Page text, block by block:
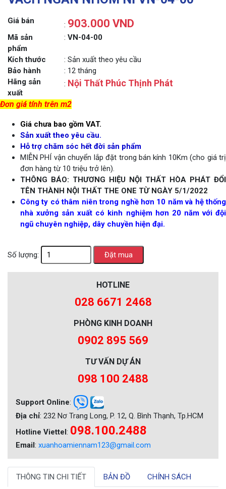
Giá bán : 903.000 VND
Mã sản
phẩm
: VN-04-00
Kích thước
: Sản xuất theo yêu cầu
Bảo hành
: 12 tháng
Hãng sản
xuất
: Nội Thất Phúc Thịnh Phát
Đơn giá tính trên m2
Giá chưa bao gồm VAT.
Sản xuất theo yêu cầu.
Hỗ trợ chăm sóc hết đời sản phẩm
MIỄN PHÍ vận chuyển lắp đặt trong bán kính 10Km (cho giá trị
đơn hàng từ 10 triệu trở lên).
THÔNG BÁO: THƯƠNG HIỆU NỘI THẤT HÒA PHÁT ĐỔI
TÊN THÀNH NỘI THẤT THE ONE TỪ NGÀY 5/1/2022
Công ty có thâm niên trong nghề hơn 10 năm và hệ thống
nhà xưởng sản xuất có kinh nghiệm hơn 20 năm với đội
ngũ chuyên nghiệp, dây chuyền hiện đại.
Số lượng:
HOTLINE
028 6671 2468
PHÒNG KINH DOANH
0902 895 569
TƯ VẤN DỰ ÁN
098 100 2488
Support Online:
Địa chỉ: 232 Nơ Trang Long, P. 12, Q. Bình Thạnh, Tp.HCM
Hotline Viettel: 098.100.2488
Email: xuanhoamiennam123@gmail.com
THÔNG TIN CHI TIẾT BẢN ĐỒ CHÍNH SÁCH